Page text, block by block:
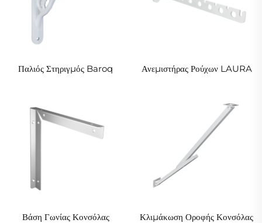
Παλιός Στηριγμός Baroq Ανεμιστήρας Ρούχων LAURA
Βάση Γωνίας Κονσόλας Κλιμάκωση Οροφής Κονσόλας